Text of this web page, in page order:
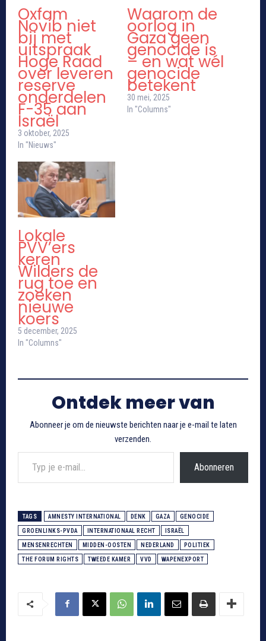
Oxfam
Novib niet
bij met
uitspraak
Hoge Raad
over leveren
reserve
onderdelen
F-35 aan
Israël
3 oktober, 2025
In "Nieuws"
Waarom de
oorlog in
Gaza geen
genocide is
– en wat wél
genocide
betekent
30 mei, 2025
In "Columns"
Lokale
PVV’ers
keren
Wilders de
rug toe en
zoeken
nieuwe
koers
5 december, 2025
In "Columns"
Ontdek meer van
Abonneer je om de nieuwste berichten naar je e-mail te laten
verzenden.
Typ je e-mail...
Abonneren
TAGS AMNESTY INTERNATIONAL DENK GAZA GENOCIDE
GROENLINKS-PVDA INTERNATIONAAL RECHT ISRAËL
MENSENRECHTEN MIDDEN-OOSTEN NEDERLAND POLITIEK
THE FORUM RIGHTS TWEEDE KAMER VVD WAPENEXPORT